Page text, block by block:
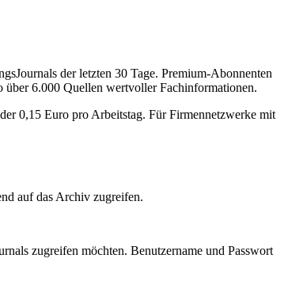
der letzten 30 Tage. Premium-Abonnenten
über 6.000 Quellen wertvoller Fachinformationen.
0,15 Euro pro Arbeitstag. Für Firmennetzwerke mit
auf das Archiv zugreifen.
zugreifen möchten. Benutzername und Passwort